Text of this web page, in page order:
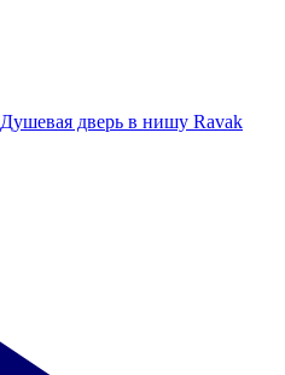
Душевая дверь в нишу Ravak